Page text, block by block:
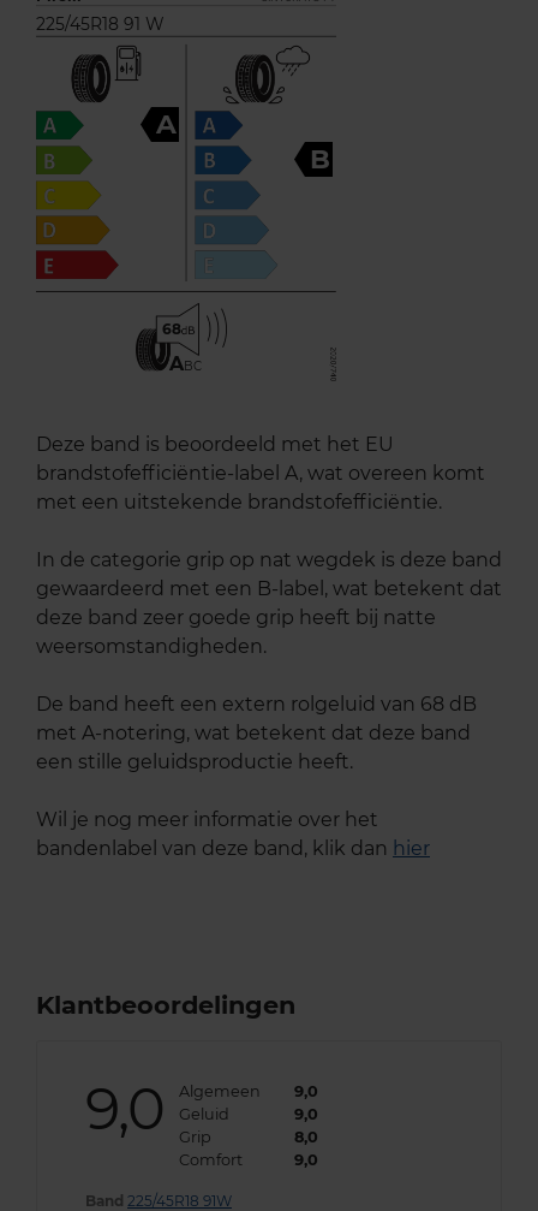
225/45R18 91 W
A
B
68
ABC
Deze band is beoordeeld met het EU
brandstofefficiëntie-label A, wat overeen komt
met een uitstekende brandstofefficiëntie.
In de categorie grip op nat wegdek is deze band
gewaardeerd met een B-label, wat betekent dat
deze band zeer goede grip heeft bij natte
weersomstandigheden.
De band heeft een extern rolgeluid van 68 dB
met A-notering, wat betekent dat deze band
een stille geluidsproductie heeft.
Wil je nog meer informatie over het
bandenlabel van deze band, klik dan hier
Klantbeoordelingen
9,0 Algemeen
9,0
Geluid
9,0
Grip
8,0
Comfort
9,0
Band 225/45R18 91W